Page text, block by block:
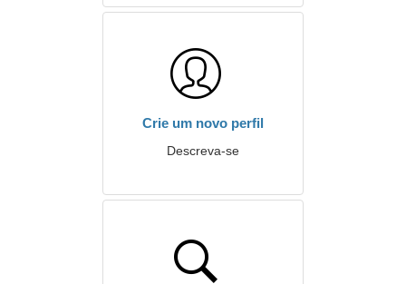
Crie um novo perfil
Descreva-se